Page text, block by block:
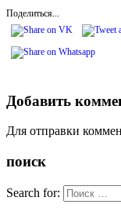
Поделиться...
Добавить
Для отправки
поиск
Search for: